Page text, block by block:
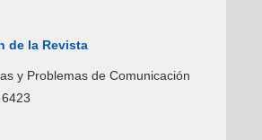
de la Revista
y Problemas de Comunicación